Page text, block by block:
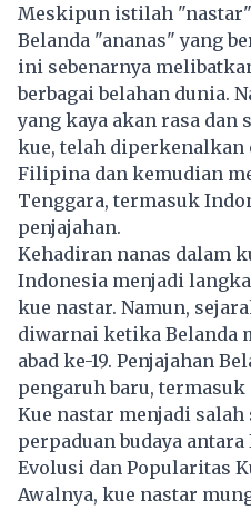
Meskipun istilah "nastar"
Belanda "ananas" yang
ini sebenarnya
berbagai belahan dunia.
yang kaya akan rasa dan
kue, telah diperkenalkan
Filipina dan kemudian
Tenggara, termasuk
penjajahan.
Kehadiran nanas dalam
Indonesia menjadi
kue nastar. Namun,
diwarnai ketika Belanda
abad ke-19. Penjajahan
pengaruh baru,
Kue nastar menjadi
perpaduan budaya
Evolusi dan Popularitas
Awalnya, kue nastar